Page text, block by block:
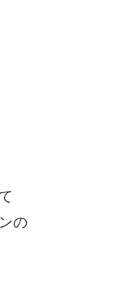
の